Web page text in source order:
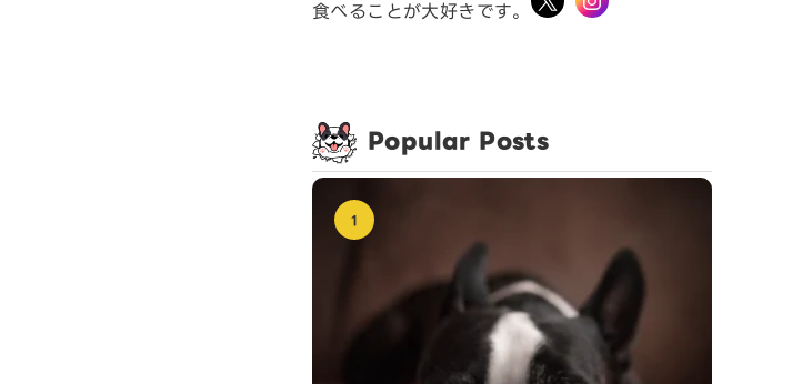
食べることが大好きです。
Popular Posts
1